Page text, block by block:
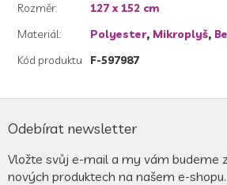
Rozměr:
127 x 152 cm
Materiál: Polyester, Mikroplyš,
Kód produktu
F-597987
á
a
Odebírat newsletter
Vložte svůj e-mail a my vám budeme
nových produktech na našem e-shopu.